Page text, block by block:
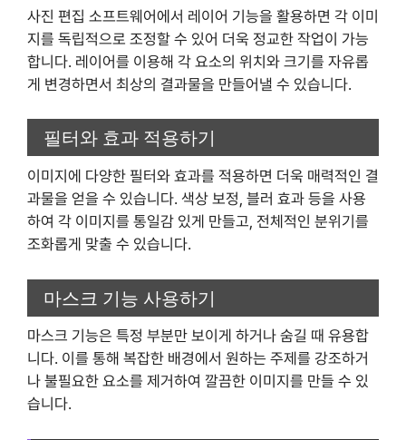
사진 편집 소프트웨어에서 레이어 기능을 활용하면 각 이미
지를 독립적으로 조정할 수 있어 더욱 정교한 작업이 가능
합니다. 레이어를 이용해 각 요소의 위치와 크기를 자유롭
게 변경하면서 최상의 결과물을 만들어낼 수 있습니다.
필터와 효과 적용하기
이미지에 다양한 필터와 효과를 적용하면 더욱 매력적인 결
과물을 얻을 수 있습니다. 색상 보정, 블러 효과 등을 사용
하여 각 이미지를 통일감 있게 만들고, 전체적인 분위기를
조화롭게 맞출 수 있습니다.
마스크 기능 사용하기
마스크 기능은 특정 부분만 보이게 하거나 숨길 때 유용합
니다. 이를 통해 복잡한 배경에서 원하는 주제를 강조하거
나 불필요한 요소를 제거하여 깔끔한 이미지를 만들 수 있
습니다.